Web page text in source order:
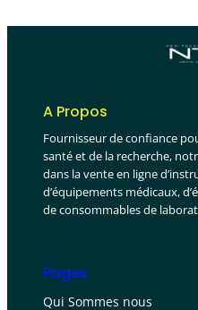
A Propos
Fournisseur de confiance
santé et de la recherche,
dans la vente en ligne
d’équipements médicaux,
de consommables de
Pages
Qui Sommes nous